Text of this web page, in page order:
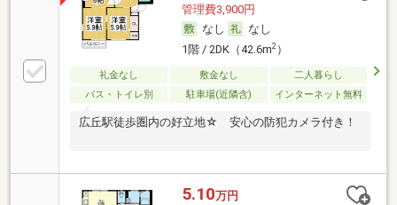
管理費3,900円
なし
なし
1階 / 2DK（42.6m2）
礼金なし 敷金なし
二人暮らし
バス・トイレ別
駐車場(近隣含) インターネット無料
広丘駅徒歩圏内の好立地☆ 安心の防犯カメラ付き！
5.10万円